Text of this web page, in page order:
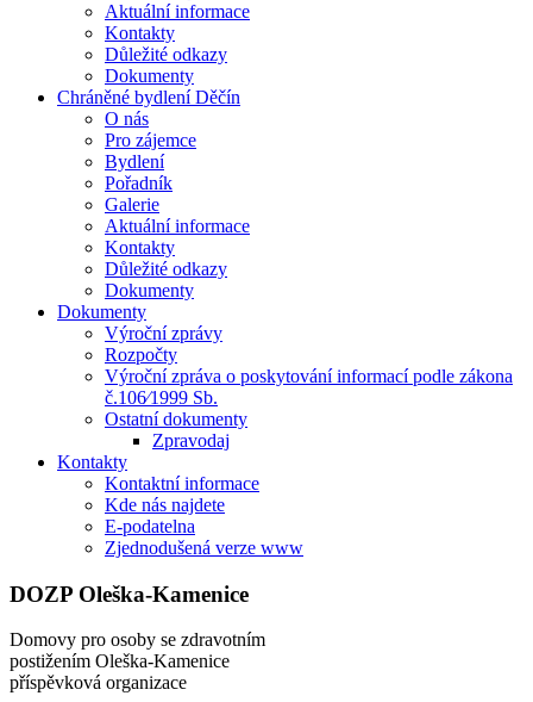
Aktuální informace
Kontakty
Důležité odkazy
Dokumenty
Chráněné bydlení Děčín
O nás
Pro zájemce
Bydlení
Pořadník
Galerie
Aktuální informace
Kontakty
Důležité odkazy
Dokumenty
Dokumenty
Výroční zprávy
Rozpočty
Výroční zpráva o poskytování informací podle zákona
č.106⁄1999 Sb.
Ostatní dokumenty
Zpravodaj
Kontakty
Kontaktní informace
Kde nás najdete
E-podatelna
Zjednodušená verze www
DOZP Oleška-Kamenice
Domovy pro osoby se zdravotním
postižením Oleška-Kamenice
příspěvková organizace